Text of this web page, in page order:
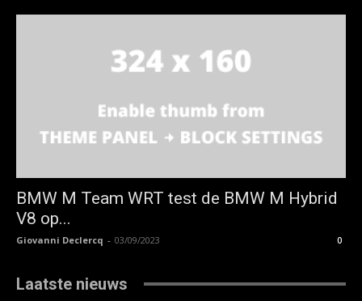
BMW M Team WRT test de BMW M Hybrid
V8 op...
Giovanni Declercq - 03/09/2023 0
Laatste nieuws